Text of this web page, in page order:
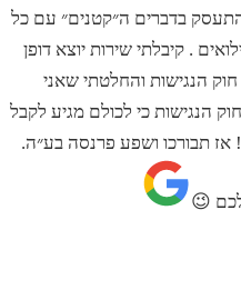
להתעסק בדברים ה״קטנים״ עם כל
. קיבלתי שירות יוצא דופן
הנגישות והחלטתי שאני
הנגישות כי לכולם מגיע לקבל
אז תבורכו ושפע פרנסה בע״ה.
😉